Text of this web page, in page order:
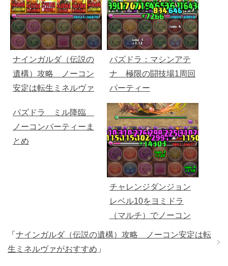
ナインガルダ（伝説の
遺構）攻略 ノーコン
安定は転生ミネルヴァ
パズドラ：マシンアテ
ナ 極限の闘技場1周回
パーティー
パズドラ ミル降臨
ノーコンパーティーま
とめ
チャレンジダンジョン
レベル10をヨミドラ
（マルチ）でノーコン
「 ナインガルダ（伝説の遺構）攻略 ノーコン安定は転
生ミネルヴァがおすすめ 」